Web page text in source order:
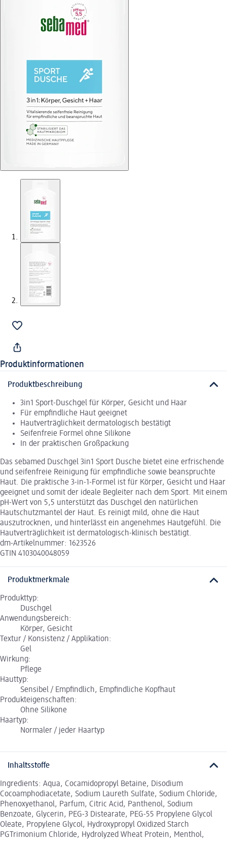
Produktinformationen
Produktbeschreibung
3in1 Sport-Duschgel für Körper, Gesicht und Haar
Für empfindliche Haut geeignet
Hautverträglichkeit dermatologisch bestätigt
Seifenfreie Formel ohne Silikone
In der praktischen Großpackung
Das sebamed Duschgel 3in1 Sport Dusche bietet eine erfrischende
und seifenfreie Reinigung für empfindliche sowie beanspruchte
Haut. Die praktische 3-in-1-Formel ist für Körper, Gesicht und Haar
geeignet und somit der ideale Begleiter nach dem Sport. Mit einem
pH-Wert von 5,5 unterstützt das Duschgel den natürlichen
Hautschutzmantel der Haut. Es reinigt mild, ohne die Haut
auszutrocknen, und hinterlässt ein angenehmes Hautgefühl. Die
Hautverträglichkeit ist dermatologisch-klinisch bestätigt.
dm-Artikelnummer: 1623526
GTIN 4103040048059
Produktmerkmale
Produkttyp:
Duschgel
Anwendungsbereich:
Körper, Gesicht
Textur / Konsistenz / Applikation:
Gel
Wirkung:
Pflege
Hauttyp:
Sensibel / Empfindlich, Empfindliche Kopfhaut
Produkteigenschaften:
Ohne Silikone
Haartyp:
Normaler / jeder Haartyp
Inhaltsstoffe
Ingredients: Aqua, Cocamidopropyl Betaine, Disodium
Cocoamphodiacetate, Sodium Laureth Sulfate, Sodium Chloride,
Phenoxyethanol, Parfum, Citric Acid, Panthenol, Sodium
Benzoate, Glycerin, PEG-3 Distearate, PEG-55 Propylene Glycol
Oleate, Propylene Glycol, Hydroxypropyl Oxidized Starch
PGTrimonium Chloride, Hydrolyzed Wheat Protein, Menthol,